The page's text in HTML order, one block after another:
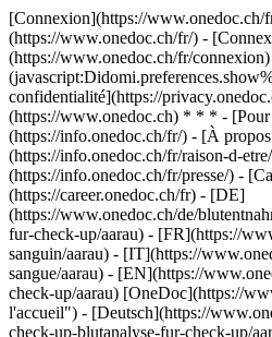
[Connexion](https://www.onedoc.ch/
(https://www.onedoc.ch/fr/) -
(https://www.onedoc.ch/fr/
confidentialité](https://
(https://www.onedoc.ch) * * * - [Pour
(https://info.onedoc.ch/fr/) - [À
(https://info.onedoc.ch/fr/raison-d-
(https://info.onedoc.ch/fr/presse/) -
(https://career.onedoc.ch/fr) - [DE]
(https://www.onedoc.ch/de/
fur-check-up/aarau) - [FR](https://
sanguin/aarau) - [IT](https://
sangue/aarau) - [EN](https://
check-up/aarau) [OneDoc](https://
l'accueil") - [Deutsch](https://
check-up-blutanalyse-fur-check-up/